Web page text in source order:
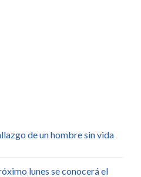
de un hombre sin vida
lunes se conocerá el